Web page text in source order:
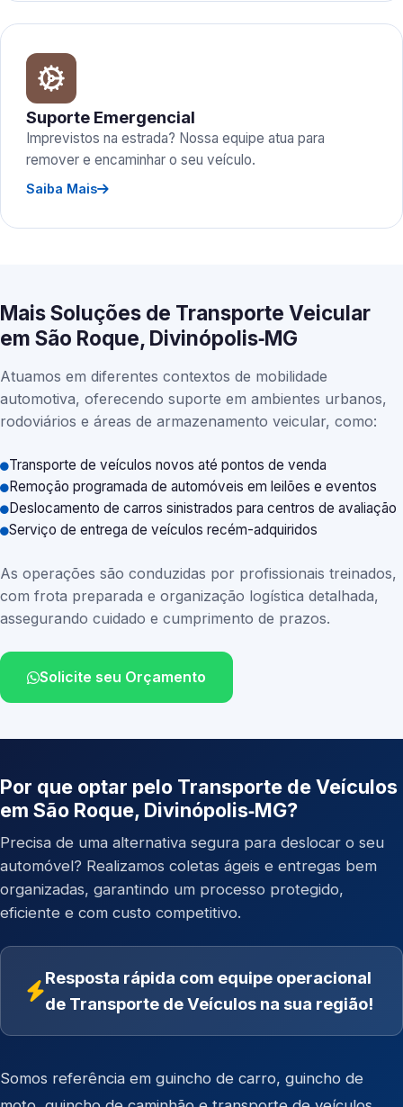
Suporte Emergencial
Imprevistos na estrada? Nossa equipe atua para
remover e encaminhar o seu veículo.
Saiba Mais
Mais Soluções de Transporte Veicular
em São Roque, Divinópolis‑MG
Atuamos em diferentes contextos de mobilidade
automotiva, oferecendo suporte em ambientes urbanos,
rodoviários e áreas de armazenamento veicular, como:
Transporte de veículos novos até pontos de venda
Remoção programada de automóveis em leilões e eventos
Deslocamento de carros sinistrados para centros de avaliação
Serviço de entrega de veículos recém-adquiridos
As operações são conduzidas por profissionais treinados,
com frota preparada e organização logística detalhada,
assegurando cuidado e cumprimento de prazos.
Solicite seu Orçamento
Por que optar pelo Transporte de Veículos
em São Roque, Divinópolis‑MG?
Precisa de uma alternativa segura para deslocar o seu
automóvel? Realizamos coletas ágeis e entregas bem
organizadas, garantindo um processo protegido,
eficiente e com custo competitivo.
Resposta rápida com equipe operacional
de Transporte de Veículos na sua região!
Somos referência em guincho de carro, guincho de